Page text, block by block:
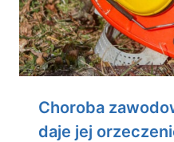
Choroba
daje jej